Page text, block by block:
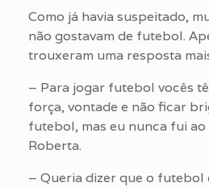
Como já havia suspeitado,
não gostavam de futebol.
trouxeram uma resposta
– Para jogar futebol vocês
força, vontade e não ficar
futebol, mas eu nunca fui ao
Roberta.
– Queria dizer que o